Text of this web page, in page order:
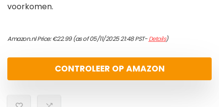
voorkomen.
Amazon.nl Price:€22.99(as of 05/11/2025 21:48 PST-Details)
CONTROLEER OP AMAZON